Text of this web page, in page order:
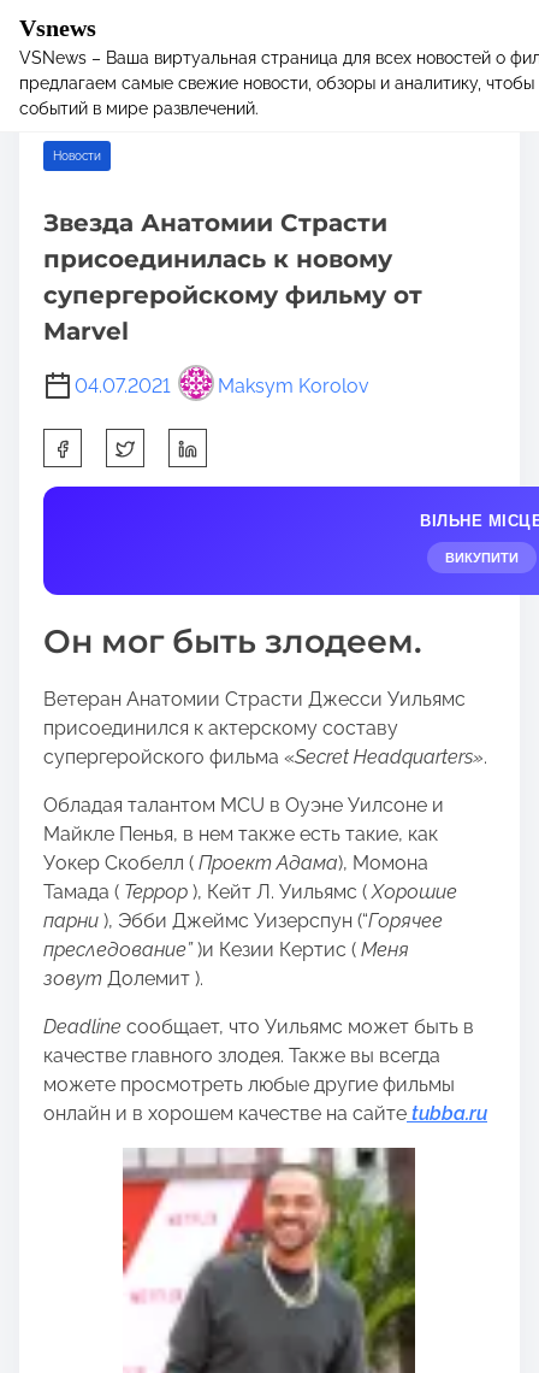
Vsnews
VSNews – Ваша виртуальная страница для всех новостей о
предлагаем самые свежие новости, обзоры и аналитику,
событий в мире развлечений.
Home/Новости / Звезда Анатомии Страсти присоединилась к
новому супергеройскому фильму от Marvel
Новости
Звезда Анатомии Страсти
присоединилась к новому
супергеройскому фильму от
Marvel
04.07.2021 Maksym Korolov
h
a
t
i
p
o
s
o
n
ВІЛЬНЕ
ВИКУПИТИ
Он мог быть злодеем.
Ветеран Анатомии Страсти Джесси Уильямс
присоединился к актерскому составу
супергеройского фильма «Secret Headquarters».
Обладая талантом MCU в Оуэне Уилсоне и
Майкле Пенья, в нем также есть такие, как
Уокер Скобелл ( Проект Адама), Момона
Тамада ( Террор ), Кейт Л. Уильямс (Хорошие
парни ), Эбби Джеймс Уизерспун (“Горячее
преследование”)и Кезии Кертис ( Меня
зовут Долемит ).
Deadline сообщает, что Уильямс может быть в
качестве главного злодея. Также вы всегда
можете просмотреть любые другие фильмы
онлайн и в хорошем качестве на сайте tubba.ru